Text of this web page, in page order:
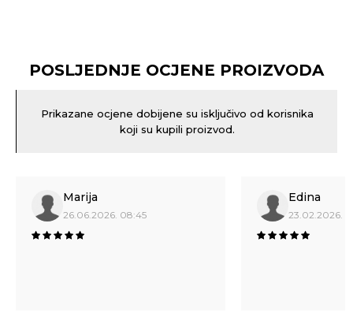
POSLJEDNJE OCJENE PROIZVODA
Prikazane ocjene dobijene su isključivo od korisnika
koji su kupili proizvod.
Marija
26.06.2026. 08:45
Edina
23.02.2026.